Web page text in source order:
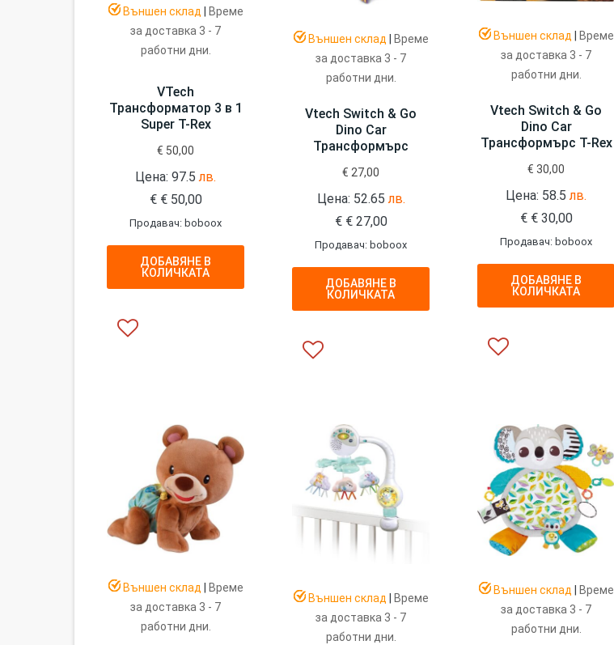
Външен склад
Време
за доставка 3 - 7
работни дни.
VTech
Трансформатор 3 в 1
Super T-Rex
€ 50,00
Цена: 97.5лв.
€ €50,00
Продавач: boboox
ДОБАВЯНЕ В
КОЛИЧКАТА
Външен склад
Време
за доставка 3 - 7
работни дни.
Vtech Switch & Go
Dino Car
Трансформърс
€ 27,00
Цена: 52.65лв.
€ €27,00
Продавач: boboox
ДОБАВЯНЕ В
КОЛИЧКАТА
Външен склад
Време
за доставка 3 - 7
работни дни.
Vtech Switch & Go
Dino Car
Трансформърс T-Rex
€ 30,00
Цена: 58.5лв.
€ €30,00
Продавач: boboox
ДОБАВЯНЕ В
КОЛИЧКАТА
Външен склад
Време
за доставка 3 - 7
работни дни.
Външен склад
Време
за доставка 3 - 7
работни дни.
Външен склад
Време
за доставка 3 - 7
работни дни.